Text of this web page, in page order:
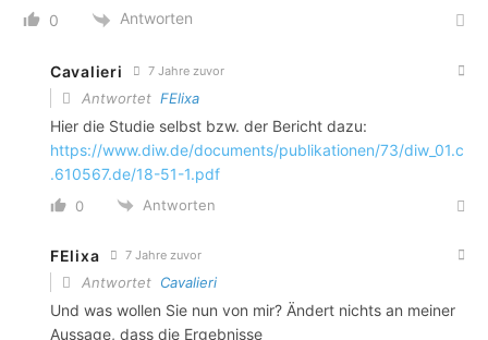
0 Antworten
Cavalieri 7 Jahre zuvor
Antwortet FElixa
Hier die Studie selbst bzw. der Bericht dazu:
https://www.diw.de/documents/publikationen/73/diw_01.c
.610567.de/18-51-1.pdf
0 Antworten
FElixa 7 Jahre zuvor
Antwortet Cavalieri
Und was wollen Sie nun von mir? Ändert nichts an meiner
Aussage, dass die Ergebnisse